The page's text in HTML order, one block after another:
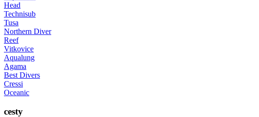
Head
Technisub
Tusa
Northern Diver
Reef
Vitkovice
Aqualung
Agama
Best Divers
Cressi
Oceanic
cesty